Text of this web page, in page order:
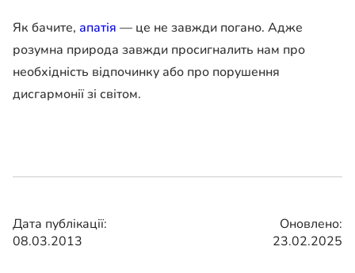
Як бачите, апатія — це не завжди погано. Адже
розумна природа завжди просигналить нам про
необхідність відпочинку або про порушення
дисгармонії зі світом.
Дата публікації:
08.03.2013
Оновлено:
23.02.2025